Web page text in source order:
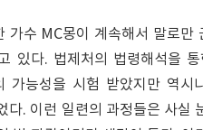
가수 MC몽이 계속해서 말로만
있다. 법제처의 법령해석을
가능성을 시험 받았지만 역시
다. 이런 일련의 과정들은 사실